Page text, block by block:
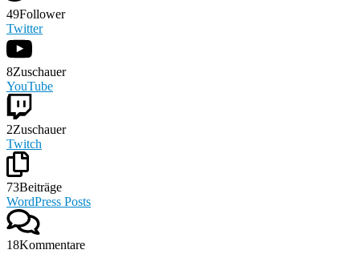
49Follower
Twitter
8Zuschauer
YouTube
2Zuschauer
Twitch
73Beiträge
WordPress Posts
18Kommentare